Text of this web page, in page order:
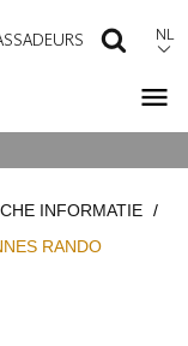
NL
INFORMATIE
RANDO